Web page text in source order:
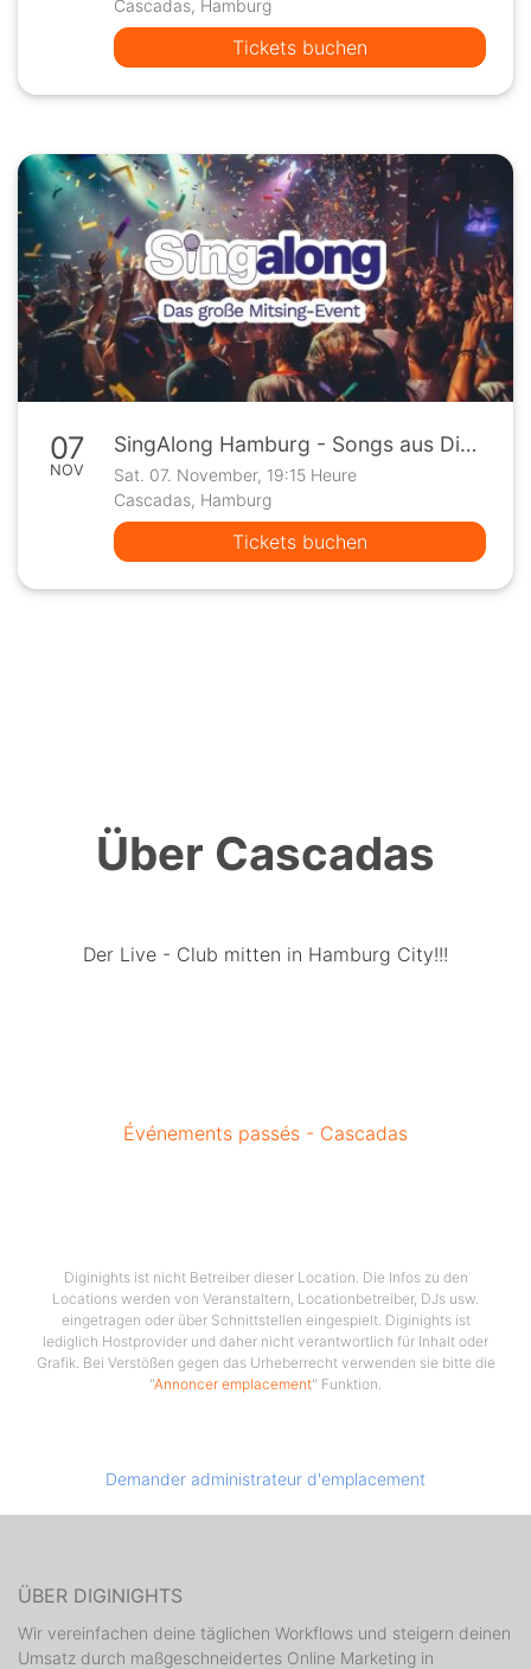
Cascadas, Hamburg
Tickets buchen
07
NOV
SingAlong Hamburg - Songs aus Disney Filmen
Sat. 07. November, 19:15 Heure
Cascadas, Hamburg
Tickets buchen
Über Cascadas
Der Live - Club mitten in Hamburg City!!!
Événements passés - Cascadas
Diginights ist nicht Betreiber dieser Location. Die Infos zu den
Locations werden von Veranstaltern, Locationbetreiber, DJs usw.
eingetragen oder über Schnittstellen eingespielt. Diginights ist
lediglich Hostprovider und daher nicht verantwortlich für Inhalt oder
Grafik. Bei Verstößen gegen das Urheberrecht verwenden sie bitte die
"Annoncer emplacement" Funktion.
Demander administrateur d'emplacement
ÜBER DIGINIGHTS
Wir vereinfachen deine täglichen Workflows und steigern deinen
Umsatz durch maßgeschneidertes Online Marketing in